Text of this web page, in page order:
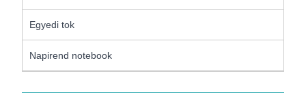
Egyedi tok
Napirend notebook